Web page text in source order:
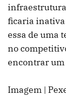
infraestrutura
ficaria
essa de uma
no
encontrar um
Imagem |